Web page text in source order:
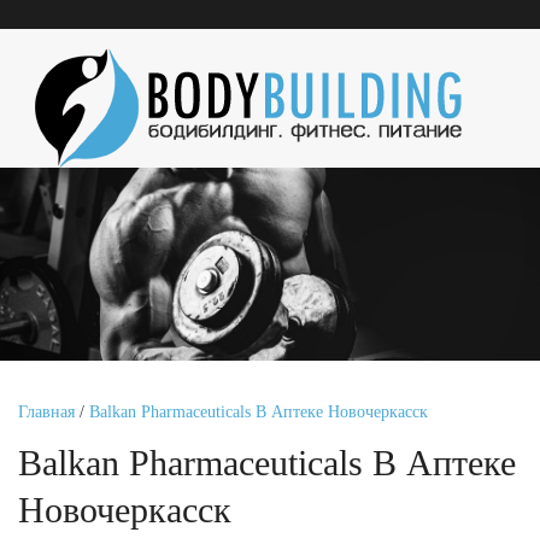
Главная / Balkan Pharmaceuticals В Аптеке Новочеркасск
Balkan Pharmaceuticals В Аптеке
Новочеркасск